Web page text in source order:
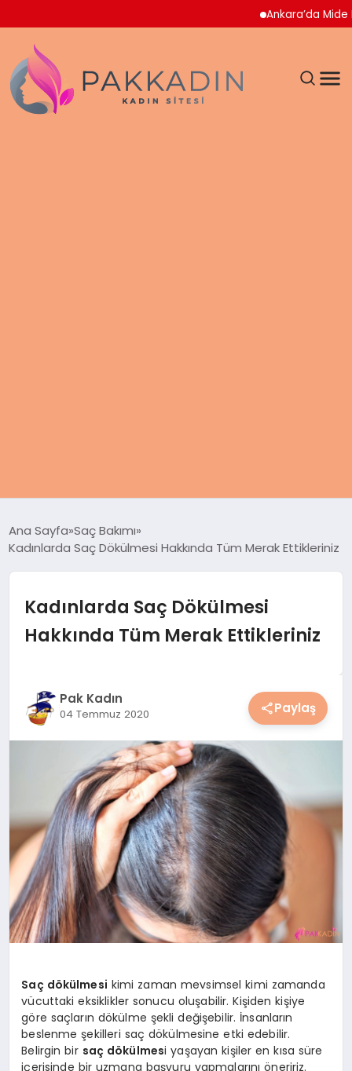
Ankara’da Mide Bulantısı
SAĞLIK
MAGAZIN
YAŞAM
KIMDIR?
HESAPLAMALAR
Ana Sayfa Saç Bakımı
Kadınlarda Saç Dökülmesi Hakkında Tüm Merak Ettikleriniz
Kadınlarda Saç Dökülmesi
Hakkında Tüm Merak Ettikleriniz
Pak Kadın
04 Temmuz 2020 Paylaş
Saç dökülmesi kimi zaman mevsimsel kimi zamanda
vücuttaki eksiklikler sonucu oluşabilir. Kişiden kişiye
göre saçların dökülme şekli değişebilir. İnsanların
beslenme şekilleri saç dökülmesine etki edebilir.
Belirgin bir saç dökülmesi yaşayan kişiler en kısa süre
içerisinde bir uzmana başvuru yapmalarını öneririz.